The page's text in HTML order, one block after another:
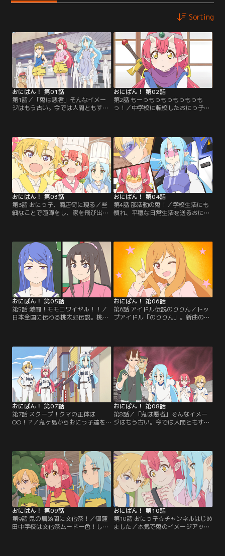
Sorting
おにぱん！ 第01話
第1話／「鬼は悪者」そんなイメー
ジはもう古い。今では人間ともすっ
間と鬼が共に生きる世界で、3人の
おにっ子が鬼のイメージアップのた
めに奮闘する物語。鬼ヶ島から東京
の中学校に転入、そして…時に人助
け、時に町おこし、時に学校行事へ
飛び込み、時には…。【提供：バン
ダイチャンネル】
おにぱん！ 第02話
第2話 もーっもっもっもっもっも
っ！／中学校に転校したおにっ子た
りなのに決闘を申し込まれるおにっ
子たち。やはり桃太郎の一族と鬼は
戦う運命（さだめ）…！？天敵同士
の出会いは嵐を呼ぶ！【提供：バン
ダイチャンネル】
おにぱん！ 第03話
第3話 おにっ子、商店街に現る／些
細なことで喧嘩をし、家を飛び出し
百屋のおじさんと仲良くなるが、そ
こは“シャッター商店街”で--…！？
商店街を救おうと奮闘するおにっ子
たちは、「ご当地アイディア料理グ
ランプリ」にエントリーすること
に！【提供：バンダイチャンネル】
おにぱん！ 第04話
第4話 部活動の鬼！／学校生活にも
慣れ、平穏な日常生活を送るおにっ
いけない！と我に返った3人は、桃
からの勧めで部活動に入ることを決
意する。御蓮田中学校の一風変わっ
た部活動を見て回る中、廃部寸前だ
というメカ部と出会った3人は…。
【提供：バンダイチャンネル】
おにぱん！ 第05話
第5話 激闘！モモロワイヤル！！／
日本全国に伝わる桃太郎伝説。桃太
める戦い、その名も「モモロワイヤ
ル」。桃からモモロワイヤルの審査
員を頼まれたおにっ子たちは、桃太
郎たちの戦いをジャッジすること
に。歴史アピールにご当地自慢と白
熱しつつも…。【提供：バンダイチ
ャンネル】
おにぱん！ 第06話
第6話 アイドル伝説のりりん／トッ
プアイドル「のりりん」。新曲のPV
この、まさに最強のトップアイド
ル！だが、その正体は謎に包まれて
いる。ある日、おにっ子たちは偶然
のりりんに遭遇し、その正体を目撃
してしまう----…！【提供：バンダ
イチャンネル】
おにぱん！ 第07話
第7話 スクープ！クマの正体は
OO！？／鬼ヶ島からおにっ子達を
と共にするようになる。しかし、そ
の不在にすら気が付かないおにっ子
3人。その間にもクマに魔の手が迫
り、遂に捉えられてしまう……！や
がてクマの不在に気付いた3人は、
救い出すべく立ち上がる！【提供：
バンダイチャンネル】
おにぱん！ 第08話
第8話／「鬼は悪者」そんなイメー
ジはもう古い。今では人間ともすっ
間と鬼が共に生きる世界で、3人の
おにっ子が鬼のイメージアップのた
めに奮闘する物語。鬼ヶ島から東京
の中学校に転入、そして…時に人助
け、時に町おこし、時に学校行事へ
飛び込み、時には…。【提供：バン
ダイチャンネル】
おにぱん！ 第09話
第9話 鬼の居ぬ間に文化祭！／御蓮
田中学校は文化祭ムード一色！しば
おにぱん！ 第10話
第10話 おにっ子☆チャンネルはじめ
ました／本気で鬼のイメージアップ